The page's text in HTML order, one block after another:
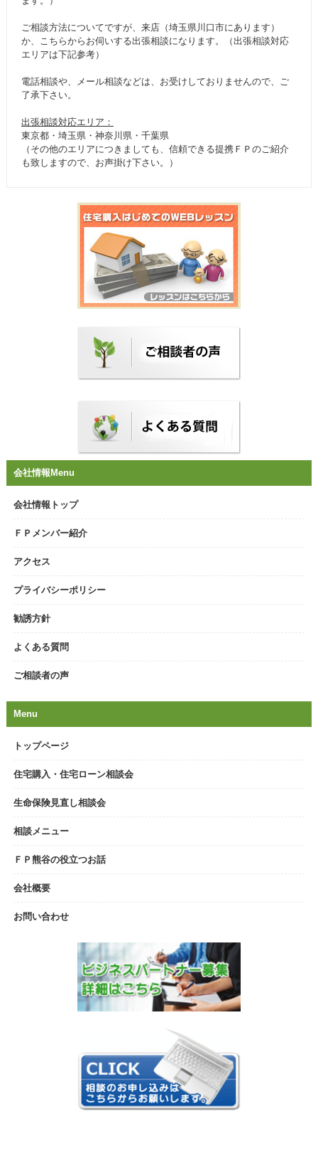
ご相談方法についてですが、来店（埼玉県川口市にあります）
か、こちらからお伺いする出張相談になります。（出張相談対応
エリアは下記参考）
電話相談や、メール相談などは、お受けしておりませんので、ご
了承下さい。
出張相談対応エリア：
東京都・埼玉県・神奈川県・千葉県
（その他のエリアにつきましても、信頼できる提携ＦＰのご紹介
も致しますので、お声掛け下さい。）
会社情報Menu
会社情報トップ
ＦＰメンバー紹介
アクセス
プライバシーポリシー
勧誘方針
よくある質問
ご相談者の声
Menu
トップページ
住宅購入・住宅ローン相談会
生命保険見直し相談会
相談メニュー
ＦＰ熊谷の役立つお話
会社概要
お問い合わせ